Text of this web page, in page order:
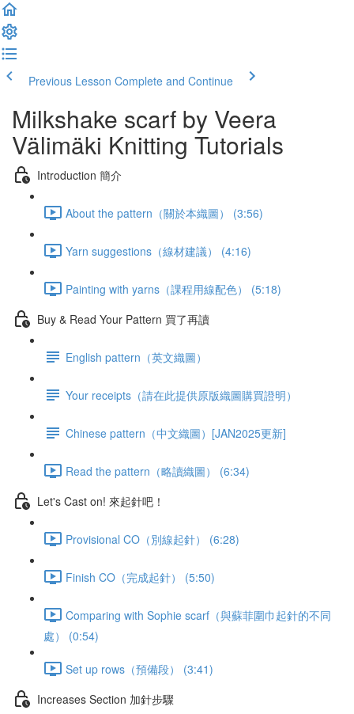
Previous Lesson Complete and Continue
Milkshake scarf by Veera
Välimäki Knitting Tutorials
Introduction 簡介
About the pattern（關於本織圖） (3:56)
Yarn suggestions（線材建議） (4:16)
Painting with yarns（課程用線配色） (5:18)
Buy & Read Your Pattern 買了再讀
English pattern（英文織圖）
Your receipts（請在此提供原版織圖購買證明）
Chinese pattern（中文織圖）[JAN2025更新]
Read the pattern（略讀織圖） (6:34)
Let's Cast on! 來起針吧！
Provisional CO（別線起針） (6:28)
Finish CO（完成起針） (5:50)
Comparing with Sophie scarf（與蘇菲圍巾起針的不同
處） (0:54)
Set up rows（預備段） (3:41)
Increases Section 加針步驟